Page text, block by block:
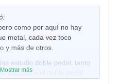
como por aquí no hay
metal, cada vez toco
y más de otros.
estudio doble pedal, tanto
pero es q el doble pedal
Mostrar más